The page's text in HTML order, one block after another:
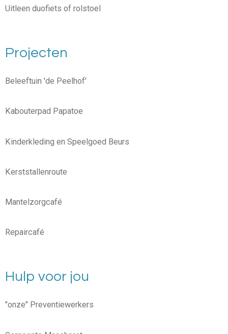
Uitleen duofiets of rolstoel
Projecten
Beleeftuin 'de Peelhof'
Kabouterpad Papatoe
Kinderkleding en Speelgoed Beurs
Kerststallenroute
Mantelzorgcafé
Repaircafé
Hulp voor jou
"onze" Preventiewerkers